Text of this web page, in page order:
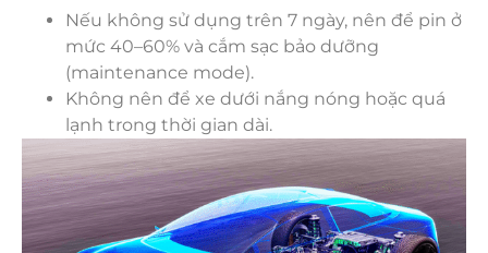
Nếu không sử dụng trên 7 ngày, nên để pin ở
mức 40–60% và cắm sạc bảo dưỡng
(maintenance mode).
Không nên để xe dưới nắng nóng hoặc quá
lạnh trong thời gian dài.